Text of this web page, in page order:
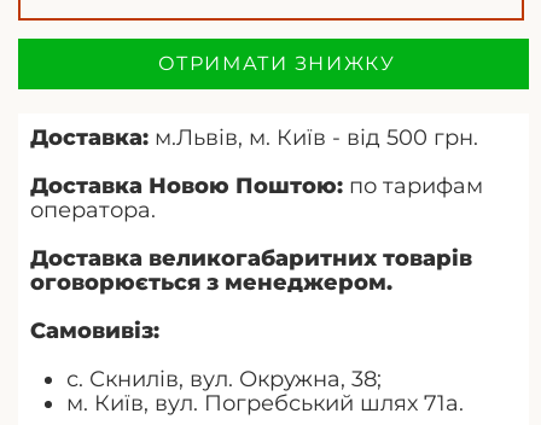
ОТРИМАТИ ЗНИЖКУ
Доставка: м.Львів, м. Київ - від 500 грн.
Доставка Новою Поштою: по тарифам
оператора.
Доставка великогабаритних товарів
оговорюється з менеджером.
Самовивіз:
с. Скнилів, вул. Окружна, 38;
м. Київ, вул. Погребський шлях 71а.